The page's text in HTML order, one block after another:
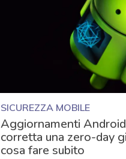
SICUREZZA MOBILE
Aggiornamenti
corretta una zero-day
cosa fare subito